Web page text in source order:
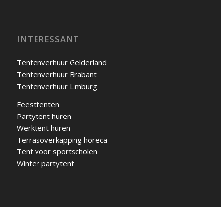
INTERESSANT
Tentenverhuur Gelderland
Tentenverhuur Brabant
Tentenverhuur Limburg
Feesttenten
Partytent huren
Werktent huren
Terrasoverkapping horeca
Tent voor sportscholen
Winter partytent